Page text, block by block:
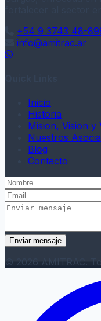
+54 9 3743 48-
info@amitrac.ar
WhatsApp
Inicio
Historia
Mision, Vision y
Nuestros
Blog
Contacto
Enviar mensaje
© 2026 AMITRAC.